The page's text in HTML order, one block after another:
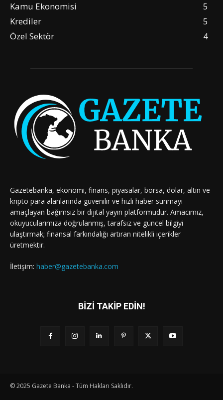
Kamu Ekonomisi
5
Krediler
5
Özel Sektör
4
Gazetebanka, ekonomi, finans, piyasalar, borsa, dolar, altın ve
kripto para alanlarında güvenilir ve hızlı haber sunmayı
amaçlayan bağımsız bir dijital yayın platformudur. Amacımız,
okuyucularımıza doğrulanmış, tarafsız ve güncel bilgiyi
ulaştırmak; finansal farkındalığı artıran nitelikli içerikler
üretmektir.
İletişim: haber@gazetebanka.com
BİZİ TAKİP EDİN!
© 2025 Gazete Banka - Tüm Hakları Saklıdır.